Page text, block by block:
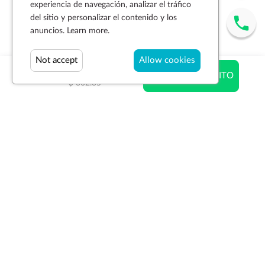
$ 208.62
$ 302.35
AÑADIR AL CARRITO
experiencia de navegación, analizar el tráfico
del sitio y personalizar el contenido y los
anuncios. Learn more.
Allow cookies
Not accept